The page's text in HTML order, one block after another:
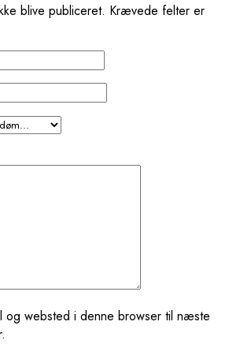
blive publiceret. Krævede felter er
og websted i denne browser til næste